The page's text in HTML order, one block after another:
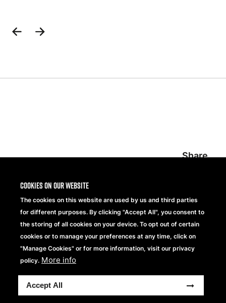
Cookies on our website
The cookies on this website are used by us and third parties
for different purposes. By clicking "Accept All", you consent to
the storing of all cookies on your device. To opt out of certain
cookies or to manage your preferences at any time, click on
"Manage Cookies" or for more information, visit our privacy
policy. More info
Accept All
Share
Part ofBeechfield Brands Ltd.
Copyright® 2026 Beechfield Brands Ltd. Wszelkie prawa
Modern Slavery Statement